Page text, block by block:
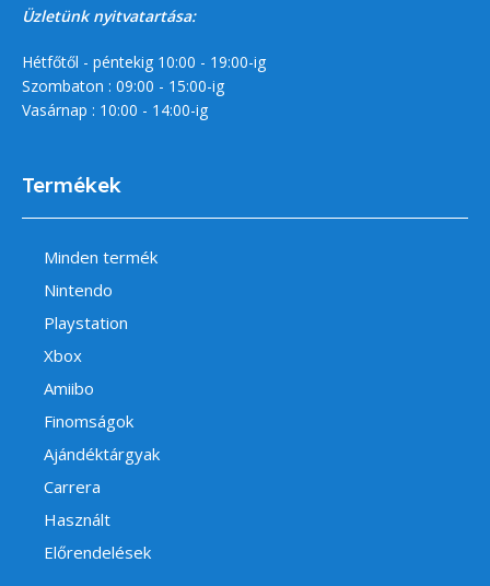
Üzletünk nyitvatartása:
Hétfőtől - péntekig 10:00 - 19:00-ig
Szombaton : 09:00 - 15:00-ig
Vasárnap : 10:00 - 14:00-ig
Termékek
Minden termék
Nintendo
Playstation
Xbox
Amiibo
Finomságok
Ajándéktárgyak
Carrera
Használt
Előrendelések